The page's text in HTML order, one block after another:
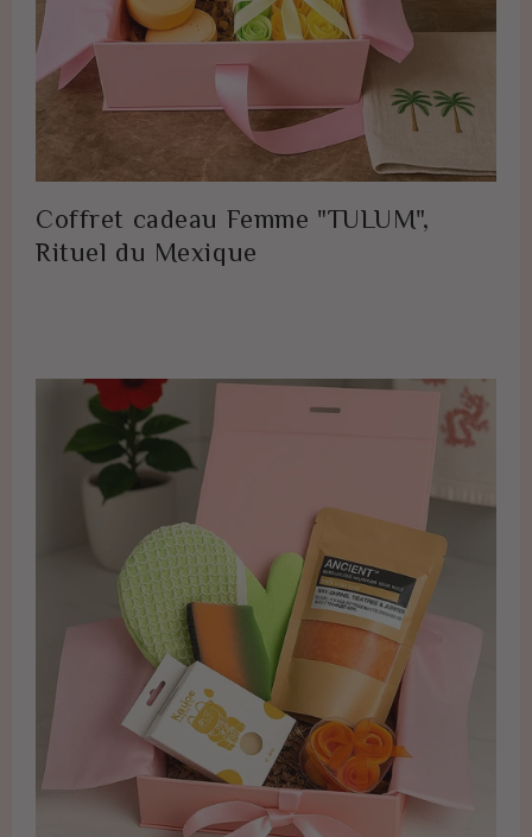
Coffret cadeau Femme "TULUM",
Rituel du Mexique